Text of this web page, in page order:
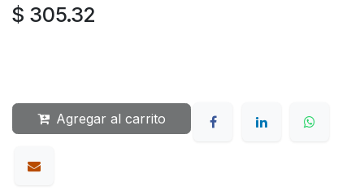
$ 305.32
Agregar al carrito